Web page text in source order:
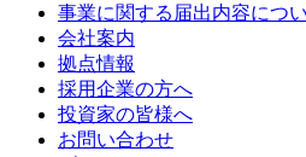
事業に関する届出内容につ
会社案内
拠点情報
採用企業の方へ
投資家の皆様へ
お問い合わせ